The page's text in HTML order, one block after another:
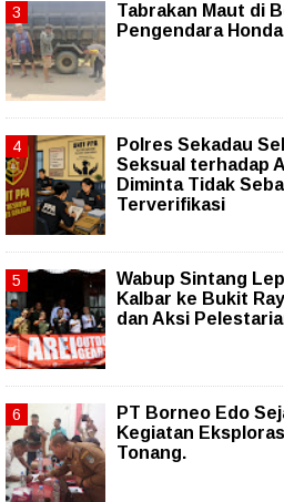
Tabrakan Maut di
Pengendara
Polres Sekadau
Seksual terhadap
Diminta Tidak
Terverifikasi
Wabup Sintang
Kalbar ke Bukit
dan Aksi
PT Borneo Edo
Kegiatan
Tonang.